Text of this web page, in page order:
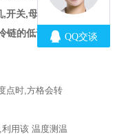
,开关,母线温度
的低于环境
点时,方格会转
用该 温度测温